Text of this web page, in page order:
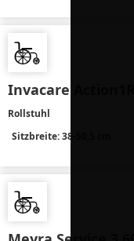
Invacare Action1R
Rollstuhl
Sitzbreite: 38-50,5 cm